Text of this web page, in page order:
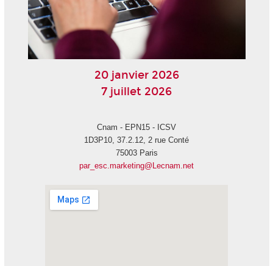
20 janvier 2026
7 juillet 2026
Cnam - EPN15 - ICSV
1D3P10, 37.2.12, 2 rue Conté
75003 Paris
par_esc.marketing@Lecnam.net